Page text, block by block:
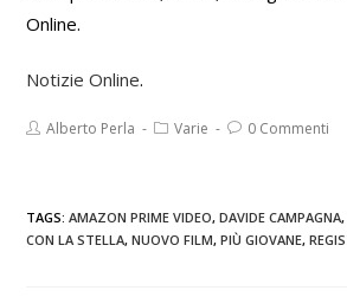
Online.
Notizie Online.
Alberto Perla Varie 0 Commenti
TAGS:AMAZON PRIME VIDEO, DAVIDE CAMPAGNA,
CON LA STELLA, NUOVO FILM, PIÙ GIOVANE,